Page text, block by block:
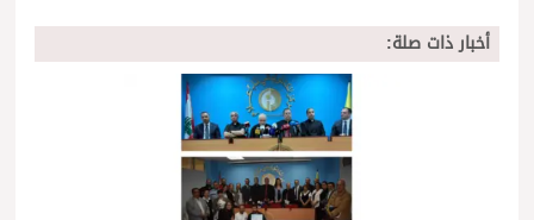
أخبار ذات صلة: